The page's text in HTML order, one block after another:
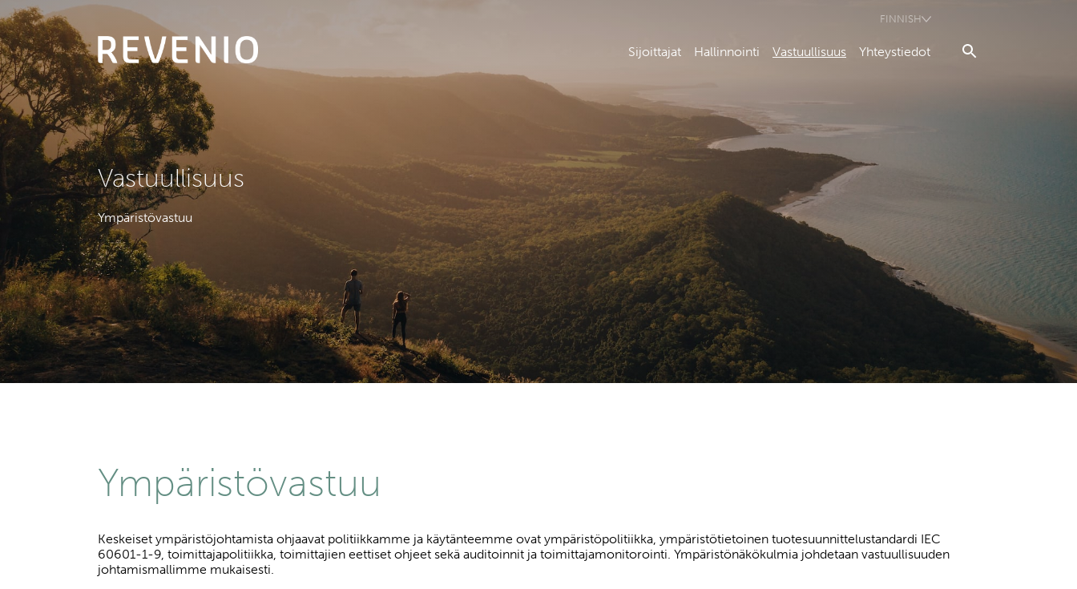
FINNISH
Sijoittajat Hallinnointi Vastuullisuus Yhteystiedot
Vastuullisuus
Ympäristövastuu
Ympäristövastuu
Keskeiset ympäristöjohtamista ohjaavat politiikkamme ja käytänteemme ovat ympäristöpolitiikka, ympäristötietoinen tuotesuunnittelustandardi IEC
60601-1-9, toimittajapolitiikka, toimittajien eettiset ohjeet sekä auditoinnit ja toimittajamonitorointi. Ympäristönäkökulmia johdetaan vastuullisuuden
johtamismallimme mukaisesti.